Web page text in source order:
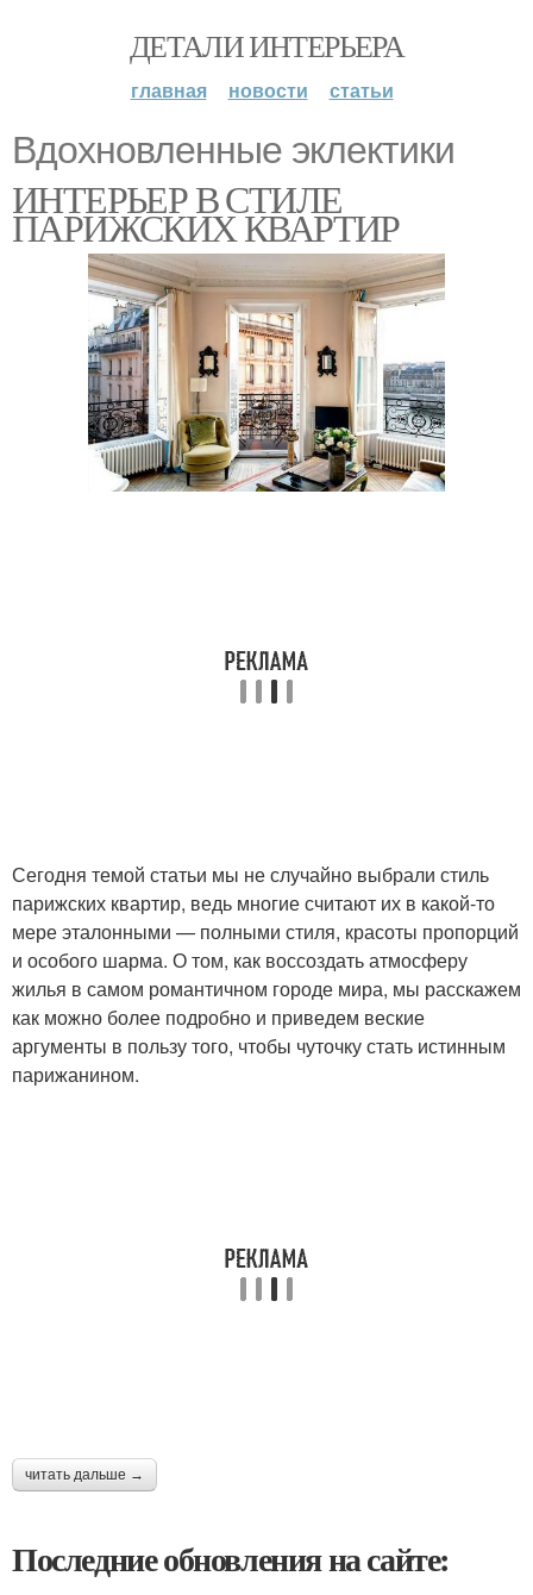
ДЕТАЛИ ИНТЕРЬЕРА
главная новости статьи
Вдохновленные эклектики
ИНТЕРЬЕР В СТИЛЕ
ПАРИЖСКИХ КВАРТИР
Сегодня темой статьи мы не случайно выбрали стиль
парижских квартир, ведь многие считают их в какой-то
мере эталонными — полными стиля, красоты пропорций
и особого шарма. О том, как воссоздать атмосферу
жилья в самом романтичном городе мира, мы расскажем
как можно более подробно и приведем веские
аргументы в пользу того, чтобы чуточку стать истинным
парижанином.
читать дальше →
Последние обновления на сайте: